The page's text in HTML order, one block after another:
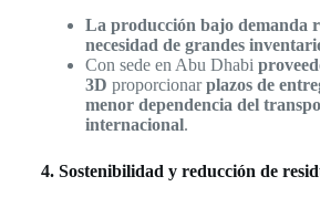
La producción bajo demanda
necesidad de grandes
Con sede en Abu Dhabi
3D proporcionarplazos de
menor dependencia del
internacional.
4. Sostenibilidad y reducción de